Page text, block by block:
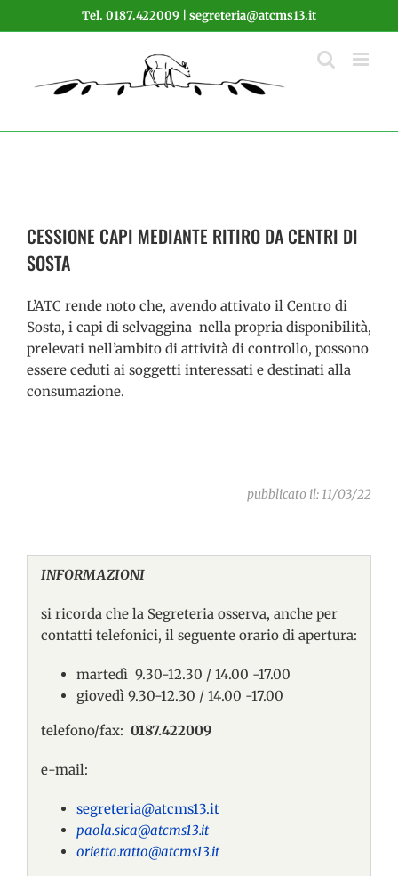
al
Tel. 0187.422009 | segreteria@atcms13.it
CESSIONE CAPI MEDIANTE RITIRO DA CENTRI DI
SOSTA
L’ATC rende noto che, avendo attivato il Centro di
Sosta, i capi di selvaggina nella propria disponibilità,
prelevati nell’ambito di attività di controllo, possono
essere ceduti ai soggetti interessati e destinati alla
consumazione.
pubblicato il: 11/03/22
INFORMAZIONI
si ricorda che la Segreteria osserva, anche per
contatti telefonici, il seguente orario di apertura:
martedì 9.30-12.30 / 14.00 -17.00
giovedì 9.30-12.30 / 14.00 -17.00
telefono/fax: 0187.422009
e-mail:
segreteria@atcms13.it
paola.sica@atcms13.it
orietta.ratto@atcms13.it